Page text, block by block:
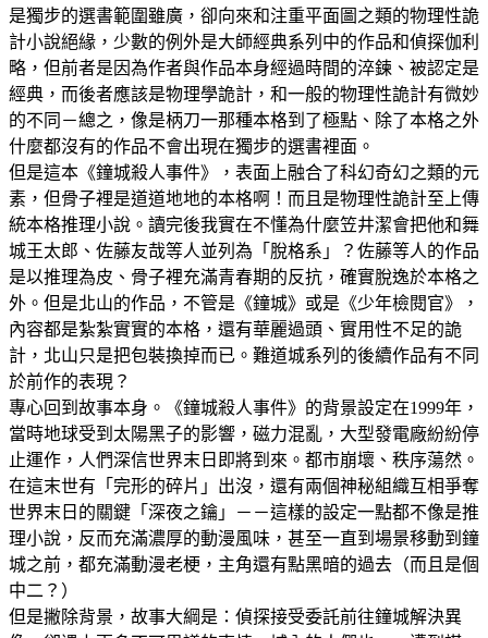
是獨步的選書範圍雖廣，卻向來和注重平面圖之類的物理性詭
計小說絕緣，少數的例外是大師經典系列中的作品和偵探伽利
略，但前者是因為作者與作品本身經過時間的淬鍊、被認定是
經典，而後者應該是物理學詭計，和一般的物理性詭計有微妙
的不同－總之，像是柄刀一那種本格到了極點、除了本格之外
什麼都沒有的作品不會出現在獨步的選書裡面。
但是這本《鐘城殺人事件》，表面上融合了科幻奇幻之類的元
素，但骨子裡是道道地地的本格啊！而且是物理性詭計至上傳
統本格推理小說。讀完後我實在不懂為什麼笠井潔會把他和舞
城王太郎、佐藤友哉等人並列為「脫格系」？佐藤等人的作品
是以推理為皮、骨子裡充滿青春期的反抗，確實脫逸於本格之
外。但是北山的作品，不管是《鐘城》或是《少年檢閱官》，
內容都是紮紮實實的本格，還有華麗過頭、實用性不足的詭
計，北山只是把包裝換掉而已。難道城系列的後續作品有不同
於前作的表現？
專心回到故事本身。《鐘城殺人事件》的背景設定在1999年，
當時地球受到太陽黑子的影響，磁力混亂，大型發電廠紛紛停
止運作，人們深信世界末日即將到來。都市崩壞、秩序蕩然。
在這末世有「完形的碎片」出沒，還有兩個神秘組織互相爭奪
世界末日的關鍵「深夜之鑰」－－這樣的設定一點都不像是推
理小說，反而充滿濃厚的動漫風味，甚至一直到場景移動到鐘
城之前，都充滿動漫老梗，主角還有點黑暗的過去（而且是個
中二？）
但是撇除背景，故事大綱是：偵探接受委託前往鐘城解決異